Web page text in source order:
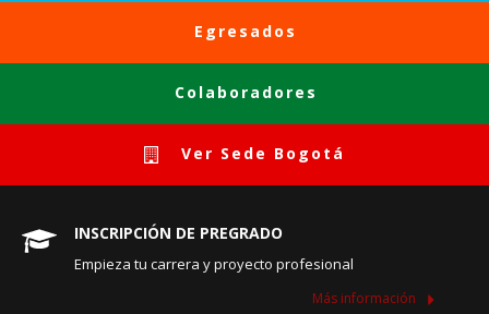
Egresados
Colaboradores
Ver Sede Bogotá
INSCRIPCIÓN DE PREGRADO
Empieza tu carrera y proyecto profesional
Más información